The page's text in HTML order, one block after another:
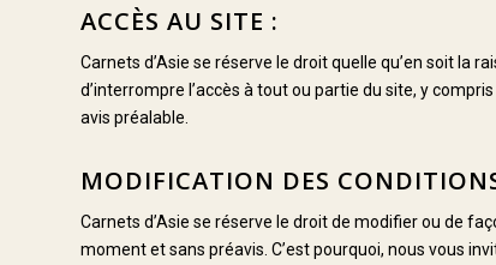
ACCÈS AU SITE :
Carnets d’Asie se réserve le droit quelle qu’en soit la
d’interrompre l’accès à tout ou partie du site, y
avis préalable.
MODIFICATION DES
Carnets d’Asie se réserve le droit de modifier ou de
moment et sans préavis. C’est pourquoi, nous vous